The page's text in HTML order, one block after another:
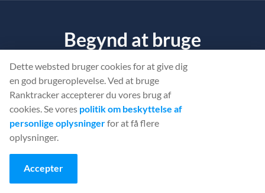
Begynd at bruge
Ranktracker... Gratis!
Find ud af, hvad der forhindrer dit websted
ranglisten.
Ellerlogge ind
Dette websted bruger cookies for at give dig
en god brugeroplevelse. Ved at bruge
Ranktracker accepterer du vores brug af
cookies. Se vores politik om beskyttelse af
personlige oplysningerfor at få flere
oplysninger.
Accepter